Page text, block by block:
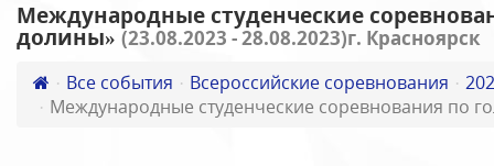
Международные студенческие
долины» (23.08.2023 - 28.08.2023)г. Красноярск
Все события Всероссийские соревнования
Международные студенческие соревнования по